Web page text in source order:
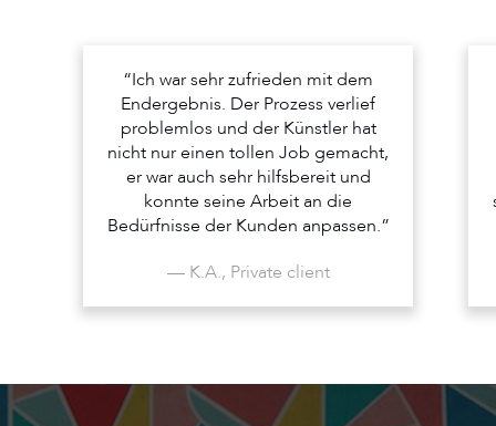
“Ich war sehr zufrieden mit dem
Endergebnis. Der Prozess verlief
problemlos und der Künstler hat
nicht nur einen tollen Job gemacht,
er war auch sehr hilfsbereit und
konnte seine Arbeit an die
Bedürfnisse der Kunden anpassen.”
— K.A., Private client